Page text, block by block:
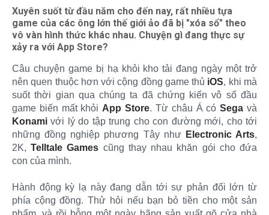
Xuyên suốt từ đầu năm cho đến nay, rất nhiều tựa
game của các ông lớn thế giới ảo đã bị "xóa sổ" theo
vô vàn hình thức khác nhau. Chuyện gì đang thực sự
xảy ra với App Store?
Câu chuyện game bị hạ khỏi kho tải đang ngày một trở
nên quen thuộc hơn với cộng đồng game thủ iOS, khi mà
suốt thời gian qua chúng ta đã chứng kiến vô số đầu
game biến mất khỏi App Store. Từ châu Á cóSega và
Konami với lý do tập trung cho con đường mới, cho tới
những đồng nghiệp phương Tây như Electronic Arts,
2K,Telltale Games cũng thay nhau khăn gói cho đứa
con của mình.
Hành động kỳ lạ này đang dẫn tới sự phản đối lớn từ
phía cộng đồng. Thử hỏi nếu bạn bỏ tiền cho một sản